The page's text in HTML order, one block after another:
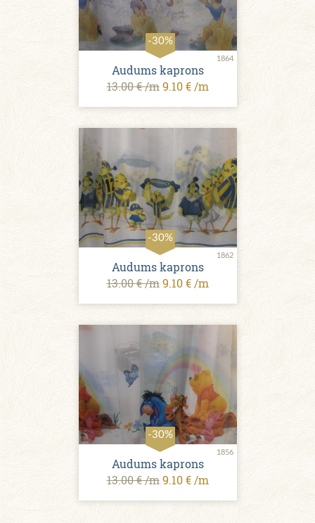
-30%
1864
Audums kaprons
13.00 € /m 9.10 € /m
-30%
1862
Audums kaprons
13.00 € /m 9.10 € /m
-30%
1856
Audums kaprons
13.00 € /m 9.10 € /m